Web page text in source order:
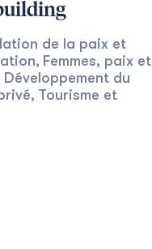
de la paix et
, Femmes, paix et
Développement du
, Tourisme et